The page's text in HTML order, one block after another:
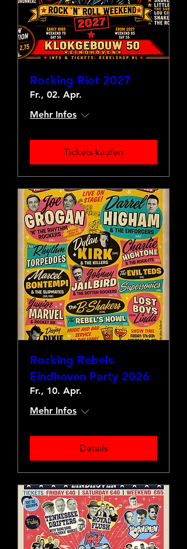
Rocking Riot 2027
Fr., 02. Apr.
Mehr Infos
Tickets kaufen
Rocking Rebels
Eindhoven Party 2026
Fr., 10. Apr.
Mehr Infos
Details